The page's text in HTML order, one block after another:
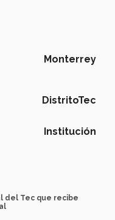
Monterrey
DistritoTec
Institución
del Tec que recibe